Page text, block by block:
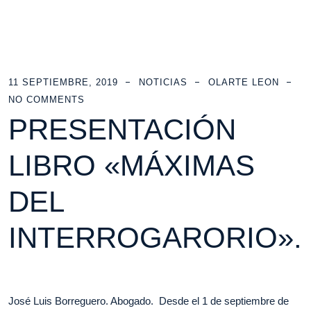
11 SEPTIEMBRE, 2019 NOTICIAS
OLARTE LEON
NO COMMENTS
PRESENTACIÓN
LIBRO «MÁXIMAS
DEL
INTERROGARORIO».
José Luis Borreguero. Abogado. Desde el 1 de septiembre de